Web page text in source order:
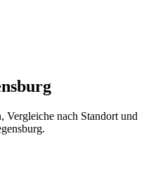
Vergleiche nach Standort und